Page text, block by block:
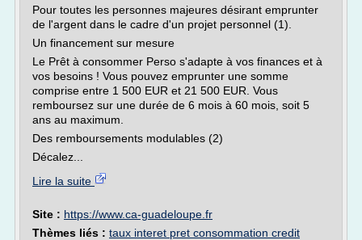
Pour toutes les personnes majeures désirant emprunter
de l'argent dans le cadre d'un projet personnel (1).
Un financement sur mesure
Le Prêt à consommer Perso s'adapte à vos finances et à
vos besoins ! Vous pouvez emprunter une somme
comprise entre 1 500 EUR et 21 500 EUR. Vous
remboursez sur une durée de 6 mois à 60 mois, soit 5
ans au maximum.
Des remboursements modulables (2)
Décalez...
Lire la suite
Site : https://www.ca-guadeloupe.fr
Thèmes liés : taux interet pret consommation credit